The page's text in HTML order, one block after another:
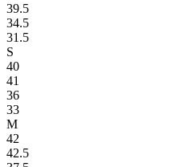
39.5
34.5
31.5
S
40
41
36
33
M
42
42.5